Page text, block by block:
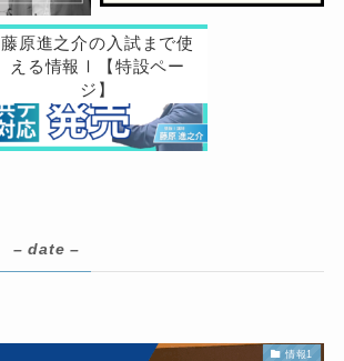
藤原進之介の入試まで使
える情報Ⅰ【特設ペー
ジ】
– date –
情報1